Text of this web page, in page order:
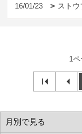
16/01/23 ストウ
1ペ